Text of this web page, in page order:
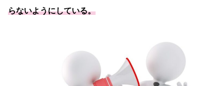
らないようにしている。